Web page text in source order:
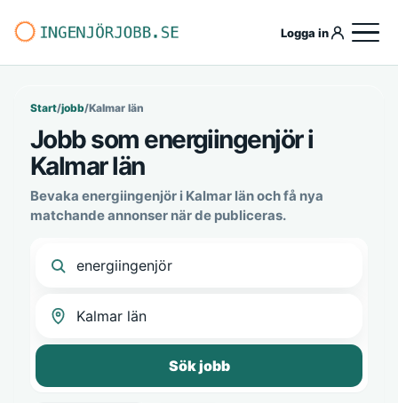
Logga in
Start/jobb/Kalmar län
Jobb som energiingenjör i
Kalmar län
Bevaka energiingenjör i Kalmar län och få nya
matchande annonser när de publiceras.
Sök jobb